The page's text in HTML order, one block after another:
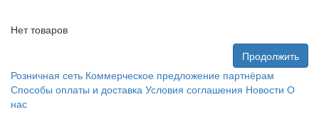
Нет товаров
Продолжить
Розничная сеть Коммерческое предложение партнёрам
Способы оплаты и доставка Условия соглашения Новости О
нас